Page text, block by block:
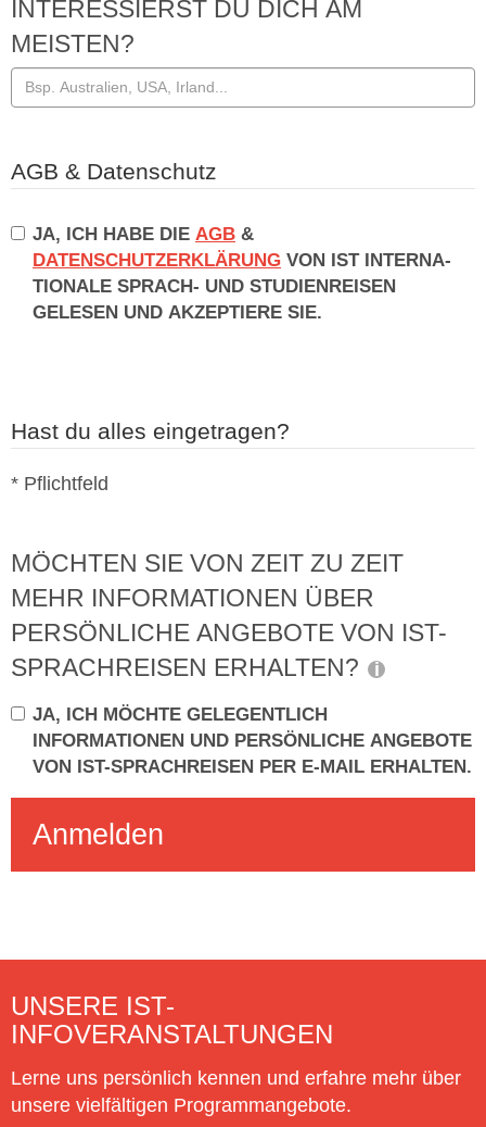
INTERESSIERST DU DICH AM
MEISTEN?
AGB & Datenschutz
JA, ICH HABE DIE AGB &
DATENSCHUTZERKLÄRUNG VON IST IN­TER­NA­
TIO­NA­LE SPRACH- UND STU­DI­EN­REI­SEN
GELESEN UND AKZEPTIERE SIE.
Hast du alles eingetragen?
* Pflichtfeld
MÖCHTEN SIE VON ZEIT ZU ZEIT
MEHR INFORMATIONEN ÜBER
PERSÖNLICHE ANGEBOTE VON IST-
SPRACHREISEN ERHALTEN?
JA, ICH MÖCHTE GELEGENTLICH
INFORMATIONEN UND PERSÖNLICHE ANGEBOTE
VON IST-SPRACHREISEN PER E-MAIL ERHALTEN.
Anmelden
UNSERE IST-
INFOVERANSTALTUNGEN
Lerne uns persönlich kennen und erfahre mehr über
unsere vielfältigen Programmangebote.